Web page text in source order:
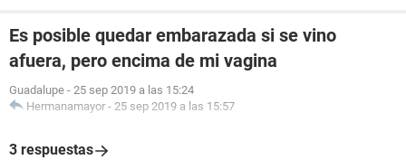
Es posible quedar embarazada si se vino
afuera, pero encima de mi vagina
Guadalupe - 25 sep 2019 a las 15:24
Hermanamayor - 25 sep 2019 a las 15:57
3 respuestas